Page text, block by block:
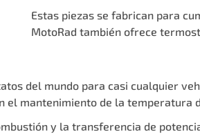
Estas piezas se fabrican para
MotoRad también ofrece
del mundo para casi cualquier
el mantenimiento de la temperatura
y la transferencia de